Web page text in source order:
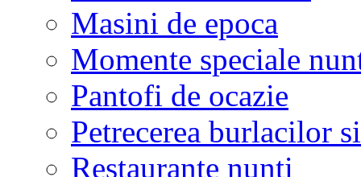
Masini de epoca
Momente speciale
Pantofi de ocazie
Petrecerea burlacilor
Restaurante nunti